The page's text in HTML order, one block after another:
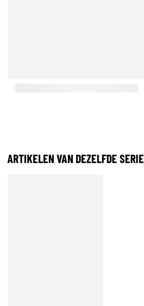
ARTIKELEN VAN DEZELFDE SERIE